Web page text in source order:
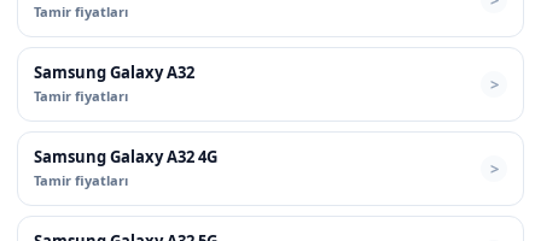
Tamir fiyatları
Samsung Galaxy A32
Tamir fiyatları
Samsung Galaxy A32 4G
Tamir fiyatları